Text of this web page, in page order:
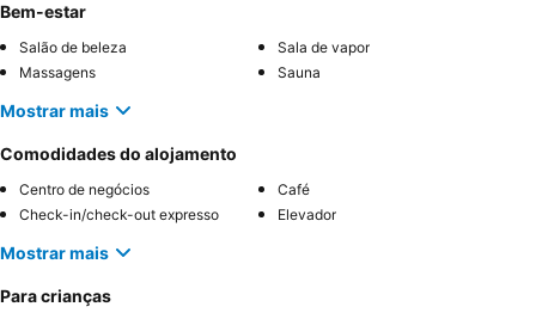
Bem-estar
Salão de beleza
Sala de vapor
Massagens
Sauna
Mostrar mais
Comodidades do alojamento
Centro de negócios
Café
Check-in/check-out expresso
Elevador
Mostrar mais
Para crianças